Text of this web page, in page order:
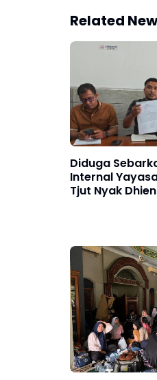
Related
Diduga
Internal
Tjut Nyak